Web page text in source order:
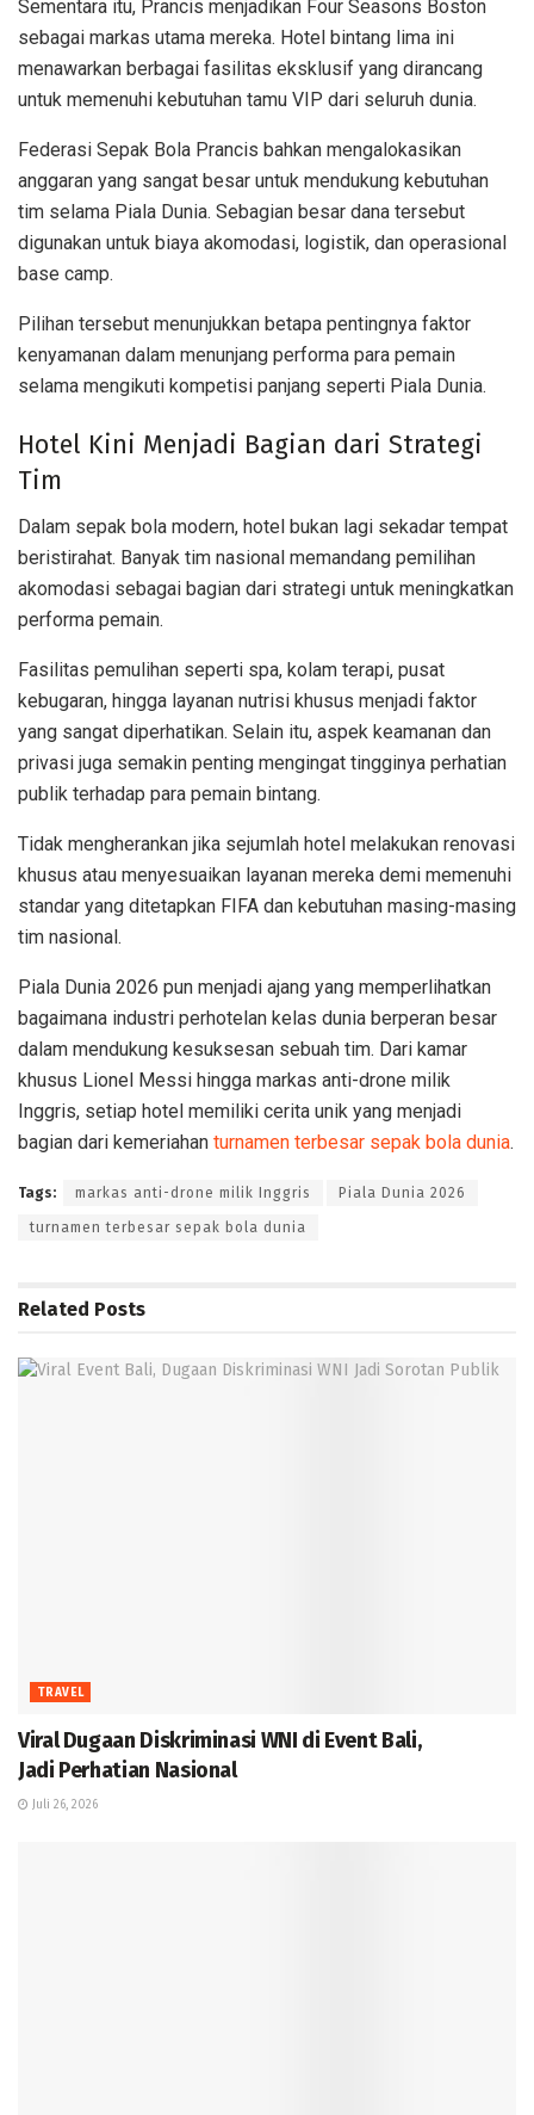
Sementara itu, Prancis menjadikan Four Seasons Boston
sebagai markas utama mereka. Hotel bintang lima ini
menawarkan berbagai fasilitas eksklusif yang dirancang
untuk memenuhi kebutuhan tamu VIP dari seluruh dunia.
Federasi Sepak Bola Prancis bahkan mengalokasikan
anggaran yang sangat besar untuk mendukung kebutuhan
tim selama Piala Dunia. Sebagian besar dana tersebut
digunakan untuk biaya akomodasi, logistik, dan operasional
base camp.
Pilihan tersebut menunjukkan betapa pentingnya faktor
kenyamanan dalam menunjang performa para pemain
selama mengikuti kompetisi panjang seperti Piala Dunia.
Hotel Kini Menjadi Bagian dari Strategi
Tim
Dalam sepak bola modern, hotel bukan lagi sekadar tempat
beristirahat. Banyak tim nasional memandang pemilihan
akomodasi sebagai bagian dari strategi untuk meningkatkan
performa pemain.
Fasilitas pemulihan seperti spa, kolam terapi, pusat
kebugaran, hingga layanan nutrisi khusus menjadi faktor
yang sangat diperhatikan. Selain itu, aspek keamanan dan
privasi juga semakin penting mengingat tingginya perhatian
publik terhadap para pemain bintang.
Tidak mengherankan jika sejumlah hotel melakukan renovasi
khusus atau menyesuaikan layanan mereka demi memenuhi
standar yang ditetapkan FIFA dan kebutuhan masing-masing
tim nasional.
Piala Dunia 2026 pun menjadi ajang yang memperlihatkan
bagaimana industri perhotelan kelas dunia berperan besar
dalam mendukung kesuksesan sebuah tim. Dari kamar
khusus Lionel Messi hingga markas anti-drone milik
Inggris, setiap hotel memiliki cerita unik yang menjadi
bagian dari kemeriahan turnamen terbesar sepak bola dunia.
Tags: markas anti-drone milik Inggris Piala Dunia 2026
turnamen terbesar sepak bola dunia
Related Posts
TRAVEL
Viral Dugaan Diskriminasi WNI di Event Bali,
Jadi Perhatian Nasional
Juli 26, 2026